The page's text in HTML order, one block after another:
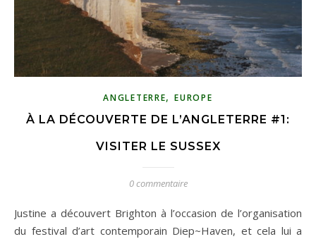
ANGLETERRE,EUROPE
À LA DÉCOUVERTE DE L’ANGLETERRE #1:
VISITER LE SUSSEX
0 commentaire
Justine a découvert Brighton à l’occasion de l’organisation
du festival d’art contemporain Diep~Haven, et cela lui a